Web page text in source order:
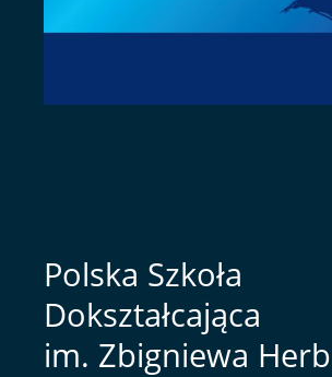
Polska Szkoła
Dokształcająca
im. Zbigniewa